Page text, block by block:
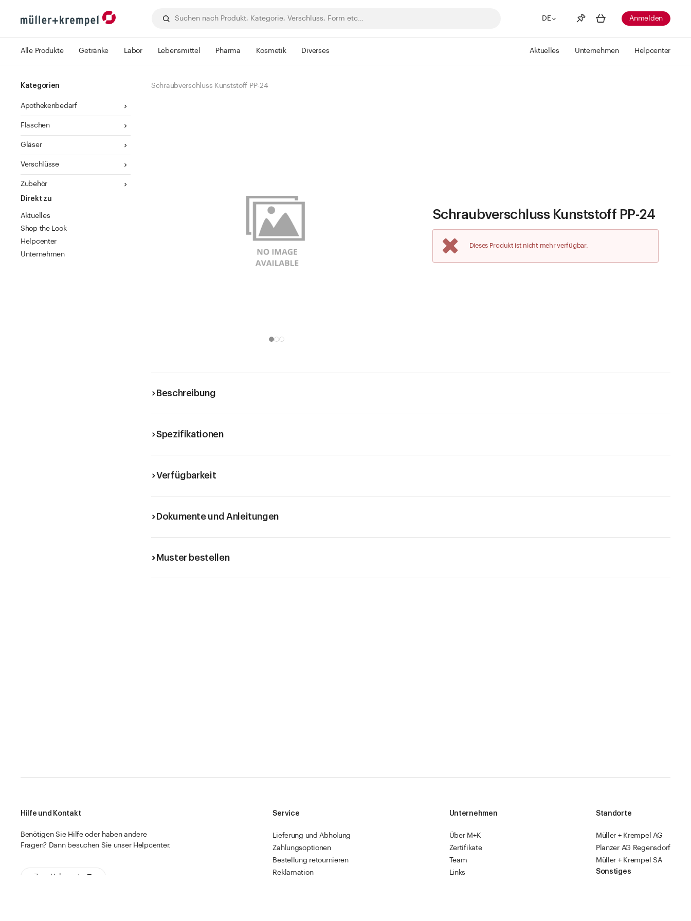
DE
Merkliste Mehr anzeigen
Zu den Merklisten
Anmelden
Alle Produkte Getränke Labor Lebensmittel Pharma Kosmetik Diverses Aktuelles Unternehmen Helpcenter
Kategorien
Apothekenbedarf
Flaschen
Gläser
Verschlüsse
Zubehör
Direkt zu
Aktuelles
Shop the Look
Helpcenter
Unternehmen
Schraubverschluss Kunststoff PP-24
Schraubverschluss Kunststoff PP-24
Dieses Produkt ist nicht mehr verfügbar.
Beschreibung
Spezifikationen
Verfügbarkeit
Dokumente und Anleitungen
Muster bestellen
Hilfe und Kontakt
Benötigen Sie Hilfe oder haben andere
Fragen? Dann besuchen Sie unser Helpcenter.
Zum Helpcenter
Service
Lieferung und Abholung
Zahlungsoptionen
Bestellung retournieren
Reklamation
Unternehmen
Über M+K
Zertifikate
Team
Links
Standorte
Müller + Krempel AG
Planzer AG Regensdorf
Müller + Krempel SA
Sonstiges